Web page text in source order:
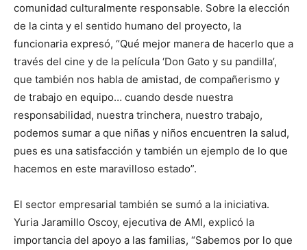
comunidad culturalmente responsable. Sobre la elección
de la cinta y el sentido humano del proyecto, la
funcionaria expresó, “Qué mejor manera de hacerlo que a
través del cine y de la película ‘Don Gato y su pandilla’,
que también nos habla de amistad, de compañerismo y
de trabajo en equipo… cuando desde nuestra
responsabilidad, nuestra trinchera, nuestro trabajo,
podemos sumar a que niñas y niños encuentren la salud,
pues es una satisfacción y también un ejemplo de lo que
hacemos en este maravilloso estado”.
El sector empresarial también se sumó a la iniciativa.
Yuria Jaramillo Oscoy, ejecutiva de AMI, explicó la
importancia del apoyo a las familias, “Sabemos por lo que